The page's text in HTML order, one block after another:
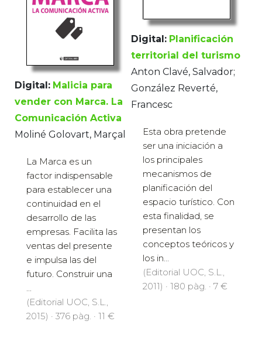
Digital: Malicia para
vender con Marca. La
Comunicación Activa
Moliné Golovart, Marçal
La Marca es un
factor indispensable
para establecer una
continuidad en el
desarrollo de las
empresas. Facilita las
ventas del presente
e impulsa las del
futuro. Construir una
...
(Editorial UOC, S.L.,
2015) · 376 pàg. · 11 €
Digital: Planificación
territorial del turismo
Anton Clavé, Salvador;
González Reverté,
Francesc
Esta obra pretende
ser una iniciación a
los principales
mecanismos de
planificación del
espacio turístico. Con
esta finalidad, se
presentan los
conceptos teóricos y
los in...
(Editorial UOC, S.L.,
2011) · 180 pàg. · 7 €